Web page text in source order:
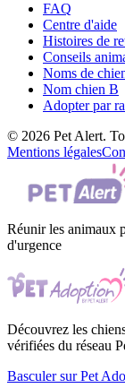
FAQ
Centre d'aide
Histoires de
Conseils
Noms de
Nom chien B
Adopter par
© 2026 Pet Alert.
Mentions légales
Réunir les animaux
d'urgence
Découvrez les
vérifiées du réseau
Basculer sur Pet